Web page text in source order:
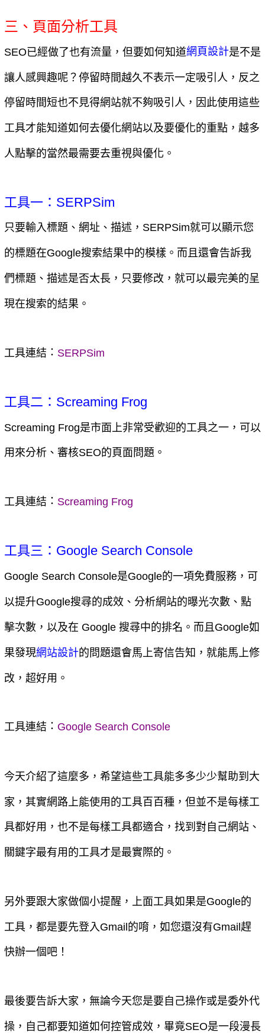
三、頁面分析工具
SEO已經做了也有流量，但要如何知道網頁設計是不是
讓人感興趣呢？停留時間越久不表示一定吸引人，反之
停留時間短也不見得網站就不夠吸引人，因此使用這些
工具才能知道如何去優化網站以及要優化的重點，越多
人點擊的當然最需要去重視與優化。
工具一：SERPSim
只要輸入標題、網址、描述，SERPSim就可以顯示您
的標題在Google搜索結果中的模樣。而且還會告訴我
們標題、描述是否太長，只要修改，就可以最完美的呈
現在搜索的結果。
工具連結 ： SERPSim
工具二：Screaming Frog
Screaming Frog是市面上非常受歡迎的工具之一，可以
用來分析、審核SEO的頁面問題。
工具連結 ： Screaming Frog
工具三：Google Search Console
Google Search Console是Google的一項免費服務，可
以提升Google搜尋的成效、分析網站的曝光次數、點
擊次數，以及在 Google 搜尋中的排名。而且Google如
果發現網站設計的問題還會馬上寄信告知，就能馬上修
改，超好用。
工具連結 ： Google Search Console
今天介紹了這麼多，希望這些工具能多多少少幫助到大
家，其實網路上能使用的工具百百種，但並不是每樣工
具都好用，也不是每樣工具都適合，找到對自己網站、
關鍵字最有用的工具才是最實際的。
另外要跟大家做個小提醒，上面工具如果是Google的
工具，都是要先登入Gmail的唷，如您還沒有Gmail趕
快辦一個吧！
最後要告訴大家，無論今天您是要自己操作或是委外代
操，自己都要知道如何控管成效，畢竟SEO是一段漫長